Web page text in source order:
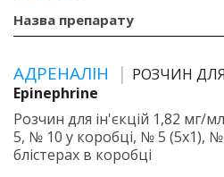
Назва препарату
АДРЕНАЛІН
РОЗЧИН
Epinephrine
Розчин для ін'єкцій 1,82 мг/
5, № 10 у коробці, № 5 (5х1),
блістерах в коробці